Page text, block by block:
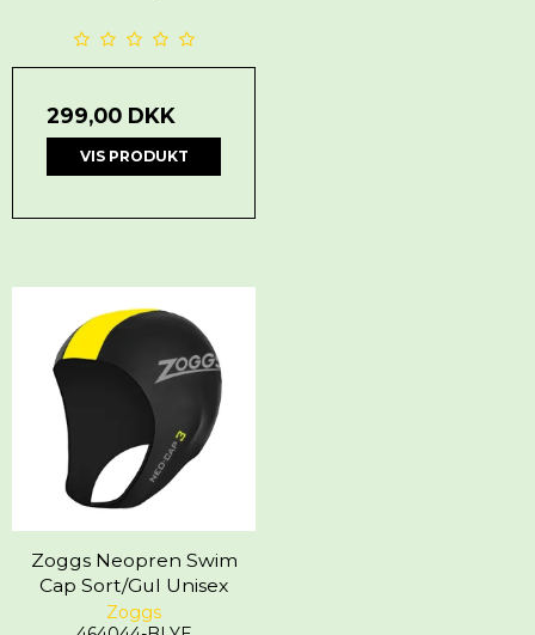
299,00 DKK
VIS PRODUKT
Zoggs Neopren Swim
Cap Sort/Gul Unisex
Zoggs